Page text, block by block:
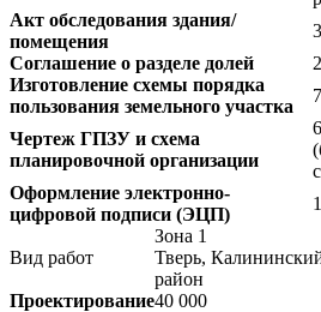
Акт обследования здания/
помещения
Соглашение о разделе долей
Изготовление схемы порядка
пользования земельного участка
Чертеж ГПЗУ и схема
планировочной организации
Оформление электронно-
цифровой подписи (ЭЦП)
Вид работ
Зона 1
Тверь,
район
Проектирование40 000